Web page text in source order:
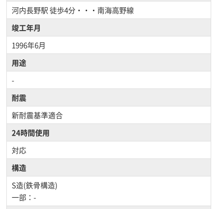
河内長野駅徒歩4分・・・南海高野線
竣工年月
1996年6月
用途
-
耐震
新耐震基準適合
24時間使用
対応
構造
S造(鉄骨構造)
一部：-